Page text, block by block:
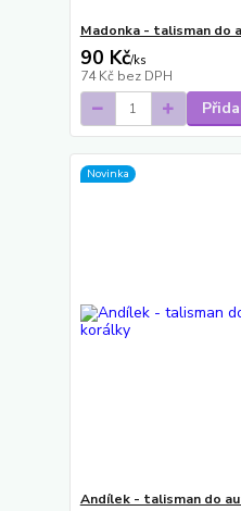
Madonka - talisman do
90 Kč/ks
74 Kč bez DPH
Novinka
Andílek - talisman do